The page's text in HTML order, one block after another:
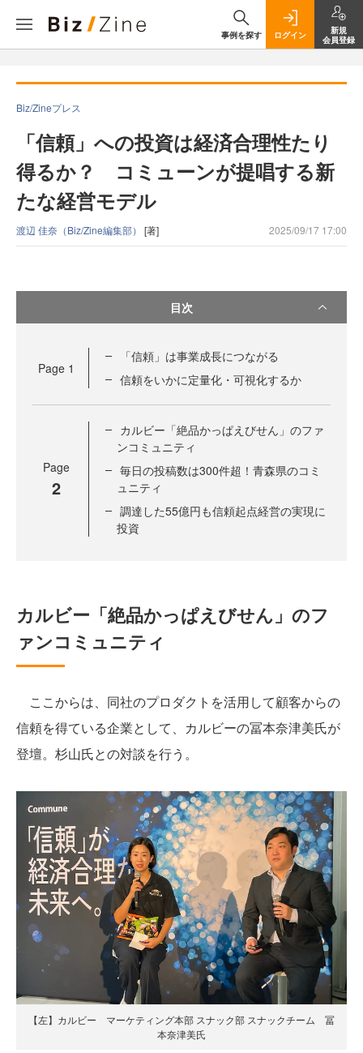
事例を探す ログイン
新規
会員登録
Biz/Zineプレス
「信頼」への投資は経済合理性たり
得るか？ コミューンが提唱する新
たな経営モデル
渡辺 佳奈（Biz/Zine編集部） [著] 2025/09/17 17:00
目次
Page 1
「信頼」は事業成長につながる
信頼をいかに定量化・可視化するか
Page
2
カルビー「絶品かっぱえびせん」のファ
ンコミュニティ
毎日の投稿数は300件超！青森県のコミ
ュニティ
調達した55億円も信頼起点経営の実現に
投資
カルビー「絶品かっぱえびせん」のフ
ァンコミュニティ
ここからは、同社のプロダクトを活用して顧客からの
信頼を得ている企業として、カルビーの冨本奈津美氏が
登壇。杉山氏との対談を行う。
【左】カルビー マーケティング本部 スナック部 スナックチーム 冨
本奈津美氏